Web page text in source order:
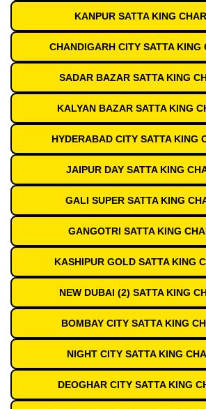
KANPUR SATTA KING
CHANDIGARH CITY SATTA KING
SADAR BAZAR SATTA KING
KALYAN BAZAR SATTA KING
HYDERABAD CITY SATTA KING
JAIPUR DAY SATTA KING
GALI SUPER SATTA KING
GANGOTRI SATTA KING
KASHIPUR GOLD SATTA KING
NEW DUBAI (2) SATTA KING
BOMBAY CITY SATTA KING
NIGHT CITY SATTA KING
DEOGHAR CITY SATTA KING